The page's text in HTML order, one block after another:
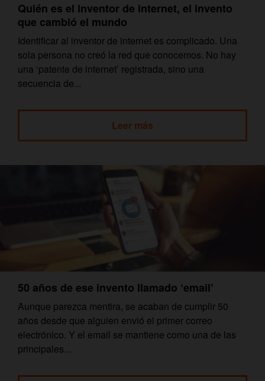
Quién es el inventor de internet, el invento
que cambió el mundo
Identificar al inventor de internet es complicado. Una
sola persona no creó la red que conocemos. No hay
una ‘patente de internet’ registrada, sino una
secuencia de...
Leer más
50 años de ese invento llamado ‘email’
Aunque parezca mentira, se acaban de cumplir 50
años desde que alguien envió el primer correo
electrónico. Y el email se mantiene como una de las
principales...